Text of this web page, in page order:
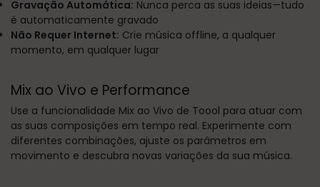
Gravação Automática: Nunca perca as suas ideias—tudo
é automaticamente gravado
Não Requer Internet: Crie música offline, a qualquer
momento, em qualquer lugar
Mix ao Vivo e Performance
Use a funcionalidade Mix ao Vivo de Toool para atuar com
as suas composições em tempo real. Experimente com
diferentes combinações, ajuste os parâmetros em
movimento e descubra novas variações da sua música.